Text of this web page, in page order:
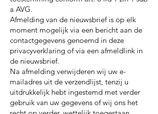
a AVG.
Afmelding van de nieuwsbrief is op elk
moment mogelijk via een bericht aan de
contactgegevens genoemd in deze
privacyverklaring of via een afmeldlink in
de nieuwsbrief.
Na afmelding verwijderen wij uw e-
mailadres uit de verzendlijst, tenzij u
uitdrukkelijk hebt ingestemd met verder
gebruik van uw gegevens of wij ons het